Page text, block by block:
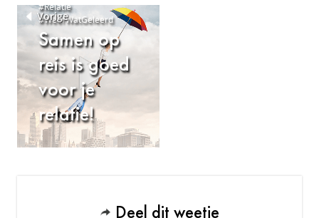
Vorige
#Relatie
#WeerWatGeleerd
Samen op
reis is goed
voor je
relatie!
Deel dit weetje